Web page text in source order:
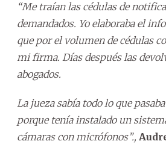
“Me traían las cédulas de
demandados. Yo elaboraba el
que por el volumen de cédulas
mi firma. Días después las
abogados.
La jueza sabía todo lo que
porque tenía instalado un
cámaras con micrófonos”.,